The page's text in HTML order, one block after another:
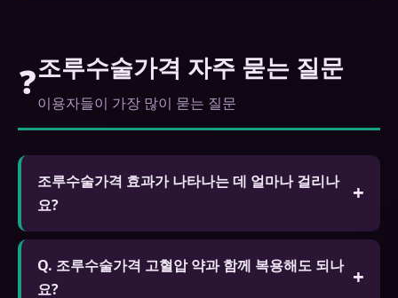
❓조루수술가격 자주 묻는 질문
이용자들이 가장 많이 묻는 질문
조루수술가격 효과가 나타나는 데 얼마나 걸리나
요?
일반적으로 복용 후 30분~1시간 후에 효과가 나타납
니다. 고지방 식사 후 복용하면 흡수가 지연될 수 있
습니다. 성적 자극이 있을 때만 효과가 발현됩니다.
Q. 조루수술가격 고혈압 약과 함께 복용해도 되나
요?